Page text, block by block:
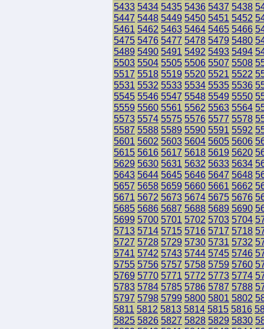
5433 5434 5435 5436 5437 5438
5447 5448 5449 5450 5451 5452
5461 5462 5463 5464 5465 5466
5475 5476 5477 5478 5479 5480
5489 5490 5491 5492 5493 5494
5503 5504 5505 5506 5507 5508
5517 5518 5519 5520 5521 5522
5531 5532 5533 5534 5535 5536
5545 5546 5547 5548 5549 5550
5559 5560 5561 5562 5563 5564
5573 5574 5575 5576 5577 5578
5587 5588 5589 5590 5591 5592
5601 5602 5603 5604 5605 5606
5615 5616 5617 5618 5619 5620
5629 5630 5631 5632 5633 5634
5643 5644 5645 5646 5647 5648
5657 5658 5659 5660 5661 5662
5671 5672 5673 5674 5675 5676
5685 5686 5687 5688 5689 5690
5699 5700 5701 5702 5703 5704
5713 5714 5715 5716 5717 5718
5727 5728 5729 5730 5731 5732
5741 5742 5743 5744 5745 5746
5755 5756 5757 5758 5759 5760
5769 5770 5771 5772 5773 5774
5783 5784 5785 5786 5787 5788
5797 5798 5799 5800 5801 5802
5811 5812 5813 5814 5815 5816
5825 5826 5827 5828 5829 5830